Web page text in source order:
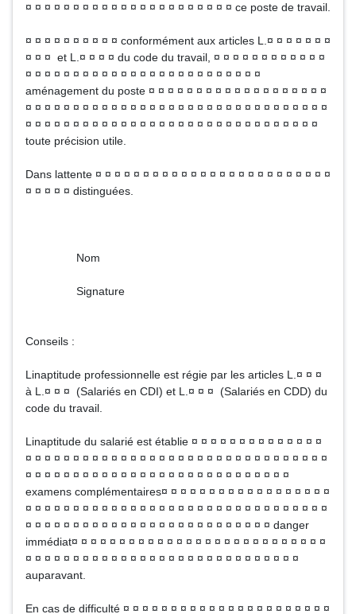
¤ ¤ ¤ ¤ ¤ ¤ ¤ ¤ ¤ ¤ ¤ ¤ ¤ ¤ ¤ ¤ ¤ ¤ ¤ ¤ ¤ ¤ ce poste de travail.
¤ ¤ ¤ ¤ ¤ ¤ ¤ ¤ ¤ ¤ conformément aux articles L.¤ ¤ ¤ ¤ ¤ ¤ ¤
¤ ¤ ¤ et L.¤ ¤ ¤ ¤ du code du travail, ¤ ¤ ¤ ¤ ¤ ¤ ¤ ¤ ¤ ¤ ¤ ¤
¤ ¤ ¤ ¤ ¤ ¤ ¤ ¤ ¤ ¤ ¤ ¤ ¤ ¤ ¤ ¤ ¤ ¤ ¤ ¤ ¤ ¤ ¤ ¤ ¤
aménagement du poste ¤ ¤ ¤ ¤ ¤ ¤ ¤ ¤ ¤ ¤ ¤ ¤ ¤ ¤ ¤ ¤ ¤ ¤ ¤
¤ ¤ ¤ ¤ ¤ ¤ ¤ ¤ ¤ ¤ ¤ ¤ ¤ ¤ ¤ ¤ ¤ ¤ ¤ ¤ ¤ ¤ ¤ ¤ ¤ ¤ ¤ ¤ ¤ ¤ ¤ ¤
¤ ¤ ¤ ¤ ¤ ¤ ¤ ¤ ¤ ¤ ¤ ¤ ¤ ¤ ¤ ¤ ¤ ¤ ¤ ¤ ¤ ¤ ¤ ¤ ¤ ¤ ¤ ¤ ¤ ¤ ¤
toute précision utile.
Dans lattente ¤ ¤ ¤ ¤ ¤ ¤ ¤ ¤ ¤ ¤ ¤ ¤ ¤ ¤ ¤ ¤ ¤ ¤ ¤ ¤ ¤ ¤ ¤ ¤ ¤
¤ ¤ ¤ ¤ ¤ distinguées.
Nom
Signature
Conseils :
Linaptitude professionnelle est régie par les articles L.¤ ¤ ¤
à L.¤ ¤ ¤ (Salariés en CDI) et L.¤ ¤ ¤ (Salariés en CDD) du
code du travail.
Linaptitude du salarié est établie ¤ ¤ ¤ ¤ ¤ ¤ ¤ ¤ ¤ ¤ ¤ ¤ ¤ ¤
¤ ¤ ¤ ¤ ¤ ¤ ¤ ¤ ¤ ¤ ¤ ¤ ¤ ¤ ¤ ¤ ¤ ¤ ¤ ¤ ¤ ¤ ¤ ¤ ¤ ¤ ¤ ¤ ¤ ¤ ¤ ¤
¤ ¤ ¤ ¤ ¤ ¤ ¤ ¤ ¤ ¤ ¤ ¤ ¤ ¤ ¤ ¤ ¤ ¤ ¤ ¤ ¤ ¤ ¤ ¤ ¤ ¤ ¤ ¤
examens complémentaires¤ ¤ ¤ ¤ ¤ ¤ ¤ ¤ ¤ ¤ ¤ ¤ ¤ ¤ ¤ ¤ ¤ ¤
¤ ¤ ¤ ¤ ¤ ¤ ¤ ¤ ¤ ¤ ¤ ¤ ¤ ¤ ¤ ¤ ¤ ¤ ¤ ¤ ¤ ¤ ¤ ¤ ¤ ¤ ¤ ¤ ¤ ¤ ¤ ¤
¤ ¤ ¤ ¤ ¤ ¤ ¤ ¤ ¤ ¤ ¤ ¤ ¤ ¤ ¤ ¤ ¤ ¤ ¤ ¤ ¤ ¤ ¤ ¤ ¤ ¤ danger
immédiat¤ ¤ ¤ ¤ ¤ ¤ ¤ ¤ ¤ ¤ ¤ ¤ ¤ ¤ ¤ ¤ ¤ ¤ ¤ ¤ ¤ ¤ ¤ ¤ ¤ ¤ ¤
¤ ¤ ¤ ¤ ¤ ¤ ¤ ¤ ¤ ¤ ¤ ¤ ¤ ¤ ¤ ¤ ¤ ¤ ¤ ¤ ¤ ¤ ¤ ¤ ¤ ¤ ¤ ¤ ¤
auparavant.
En cas de difficulté ¤ ¤ ¤ ¤ ¤ ¤ ¤ ¤ ¤ ¤ ¤ ¤ ¤ ¤ ¤ ¤ ¤ ¤ ¤ ¤ ¤ ¤